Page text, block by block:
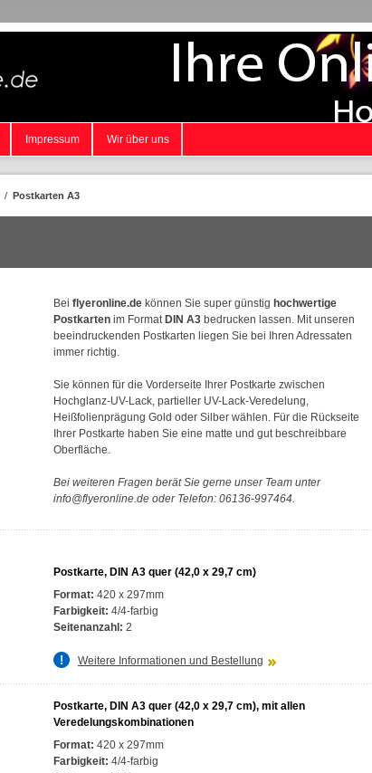
Impressum Wir über uns
/ Postkarten A3
Bei flyeronline.de können Sie super günstig hochwertige
Postkarten im FormatDIN A3 bedrucken lassen. Mit unseren
beeindruckenden Postkarten liegen Sie bei Ihren Adressaten
immer richtig.
Sie können für die Vorderseite Ihrer Postkarte zwischen
Hochglanz-UV-Lack, partieller UV-Lack-Veredelung,
Heißfolienprägung Gold oder Silber wählen. Für die Rückseite
Ihrer Postkarte haben Sie eine matte und gut beschreibbare
Oberfläche.
Bei weiteren Fragen berät Sie gerne unser Team unter
info@flyeronline.de oder Telefon: 06136-997464.
Postkarte, DIN A3 quer (42,0 x 29,7 cm)
Format: 420 x 297mm
Farbigkeit: 4/4-farbig
Seitenanzahl: 2
Weitere Informationen und Bestellung
Postkarte, DIN A3 quer (42,0 x 29,7 cm), mit allen
Veredelungskombinationen
Format: 420 x 297mm
Farbigkeit: 4/4-farbig